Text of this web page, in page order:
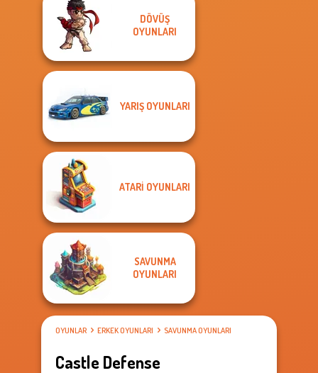
DÖVÜŞ
OYUNLARI
YARIŞ OYUNLARI
ATARI OYUNLARI
SAVUNMA
OYUNLARI
OYUNLAR ERKEK OYUNLARI SAVUNMA OYUNLARI
Castle Defense